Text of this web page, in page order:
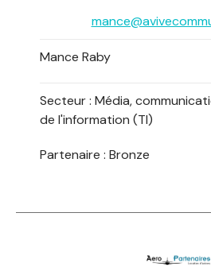
Mance Raby
Secteur : Média,
de l'information (TI)
Partenaire : Bronze